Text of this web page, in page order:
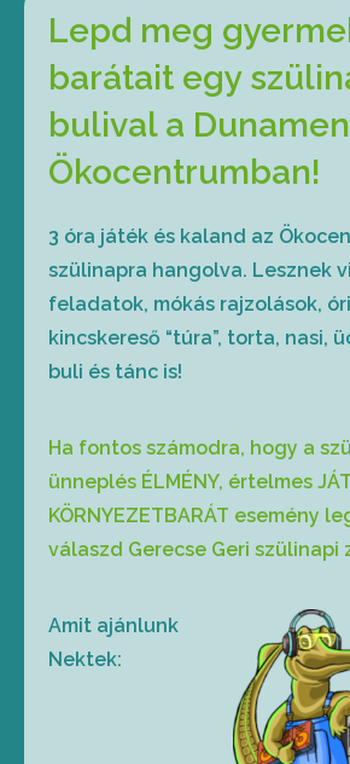
Lepd meg
barátait egy
bulival a
Ökocentrumban!
3 óra játék és kaland az
szülinapra hangolva. Lesznek
feladatok, mókás rajzolások,
kincskereső “túra”, torta, nasi,
buli és tánc is!
Ha fontos számodra, hogy a
ünneplés ÉLMÉNY, értelmes
KÖRNYEZETBARÁT esemény
válaszd Gerecse Geri szülinapi
Amit ajánlunk
Nektek: